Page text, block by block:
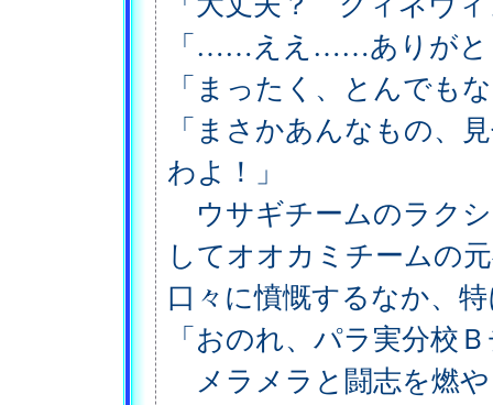
「……ええ……ありが
「まったく、とんでも
「まさかあんなもの、
わよ！」
ウサギチームのラク
してオオカミチームの
口々に憤慨するなか、
「おのれ、パラ実分校
メラメラと闘志を燃